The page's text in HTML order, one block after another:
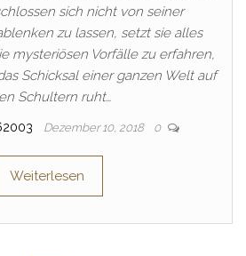
sich nicht von seiner
zu lassen, setzt sie alles
mysteriösen Vorfälle zu erfahren,
Schicksal einer ganzen Welt auf
Schultern ruht…
Dezember 10, 2018 0
Weiterlesen